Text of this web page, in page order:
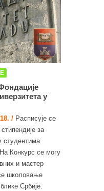
у
/ Расписује се
за
студентима
Конкурс се могу
и мастер
школовање
Србије.